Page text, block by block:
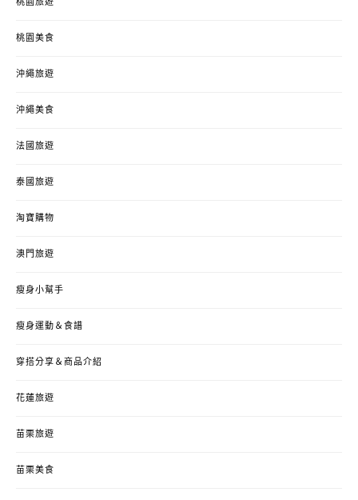
桃園旅遊
桃園美食
沖繩旅遊
沖繩美食
法國旅遊
泰國旅遊
淘寶購物
澳門旅遊
瘦身小幫手
瘦身運動＆食譜
穿搭分享＆商品介紹
花蓮旅遊
苗栗旅遊
苗栗美食